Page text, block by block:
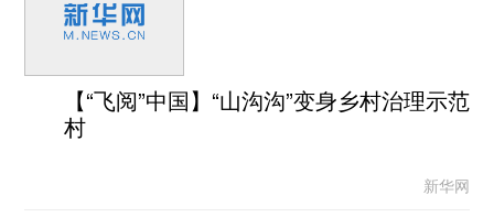
【“飞阅”中国】“山沟沟”变身乡村治理示范
村
新华网